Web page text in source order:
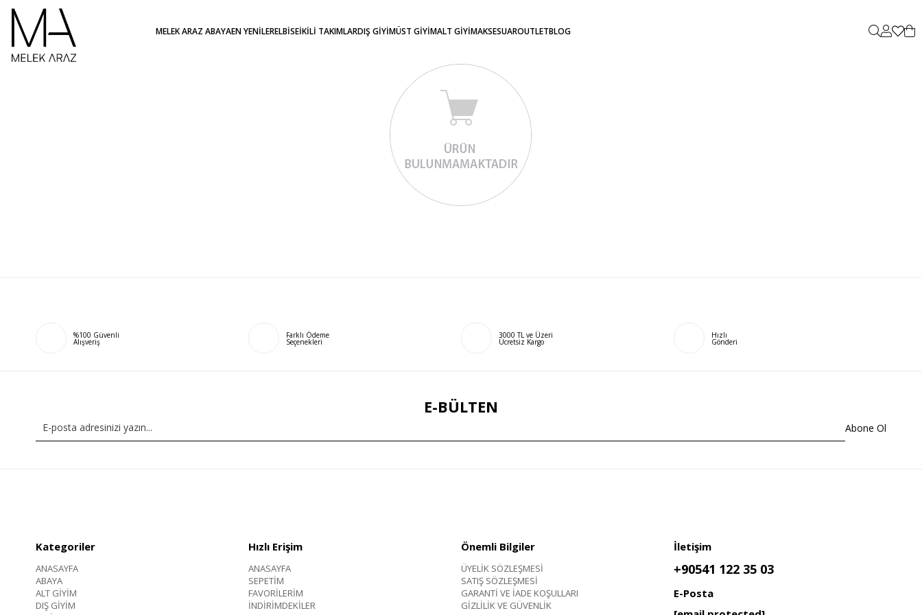
MELEK ARAZ ABAYAEN YENİLERELBİSEİKİLİ TAKIMLARDIŞ GİYİMÜST GİYİMALT GİYİMAKSESUAROUTLETBLOG
%100 Güvenli
Alışveriş
Farklı Ödeme
Seçenekleri
3000 TL ve Üzeri
Ücretsiz Kargo
Hızlı
Gönderi
E-BÜLTEN
Abone Ol
Kategoriler
ANASAYFA
ABAYA
ALT GİYİM
DIŞ GİYİM
Hızlı Erişim
ANASAYFA
SEPETİM
FAVORİLERİM
İNDİRİMDEKİLER
Önemli Bilgiler
ÜYELİK SÖZLEŞMESİ
SATIŞ SÖZLEŞMESİ
GARANTİ VE İADE KOŞULLARI
GİZLİLİK VE GÜVENLİK
İletişim
+90541 122 35 03
E-Posta